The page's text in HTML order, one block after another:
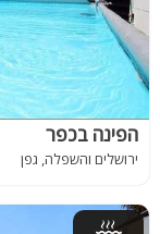
הפינה בכפר
ירושלים והשפלה, גפן